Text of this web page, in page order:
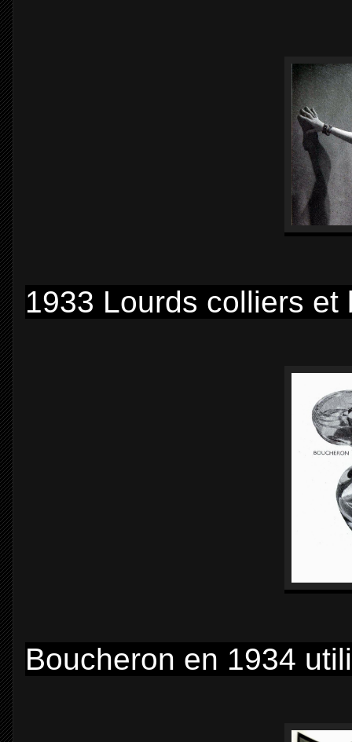
1933 Lourds colliers
Boucheron en 1934